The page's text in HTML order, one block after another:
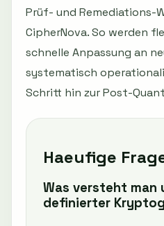
Prüf- und Remediations-
CipherNova. So werden
schnelle Anpassung an
systematisch
Schritt hin zur Post-
Haeufige
Was versteht
definierter